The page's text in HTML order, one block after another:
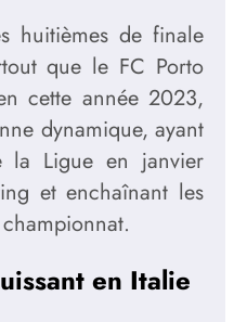
huitièmes de finale
que le FC Porto
cette année 2023,
dynamique, ayant
la Ligue en janvier
et enchaînant les
en Italie